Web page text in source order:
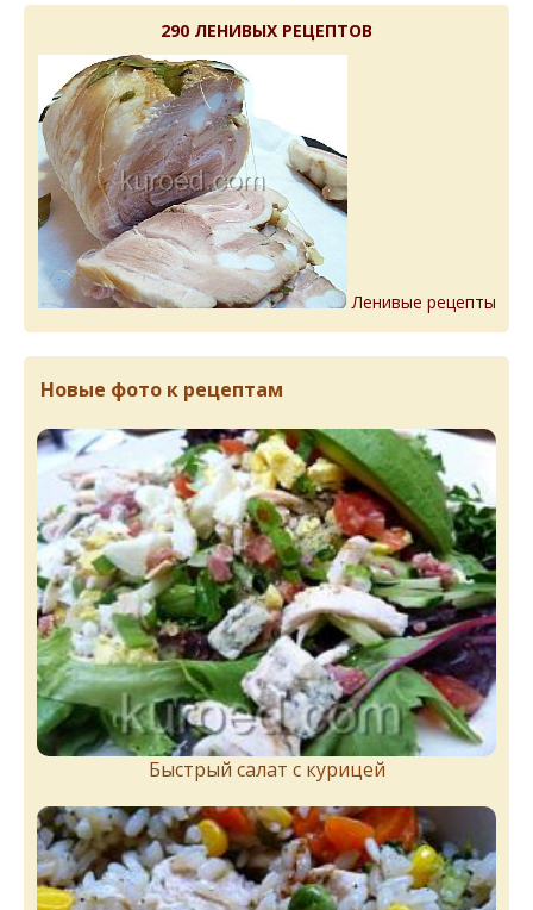
290 ЛЕНИВЫХ РЕЦЕПТОВ
Ленивые рецепты
Новые фото к рецептам
Быстрый салат с курицей